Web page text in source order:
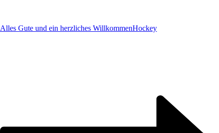
Alles Gute und ein herzliches WillkommenHockey